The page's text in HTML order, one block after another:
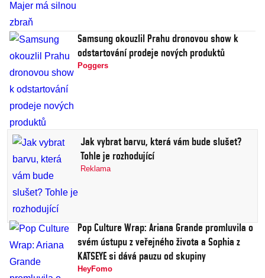
Samsung okouzlil Prahu dronovou show k
odstartování prodeje nových produktů
Poggers
Jak vybrat barvu, která vám bude slušet?
Tohle je rozhodující
Reklama
Pop Culture Wrap: Ariana Grande promluvila o
svém ústupu z veřejného života a Sophia z
KATSEYE si dává pauzu od skupiny
HeyFomo